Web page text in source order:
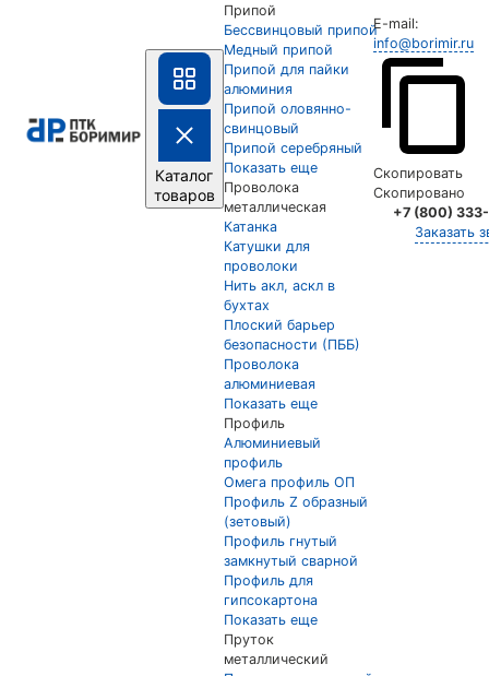
Каталог
товаров
Припой
Бессвинцовый припой
Медный припой
Припой для пайки
алюминия
Припой оловянно-
свинцовый
Припой серебряный
Показать еще
Проволока
металлическая
Катанка
Катушки для
проволоки
Нить акл, аскл в
бухтах
Плоский барьер
безопасности (ПББ)
Проволока
алюминиевая
Показать еще
Профиль
Алюминиевый
профиль
Омега профиль ОП
Профиль Z образный
(зетовый)
Профиль гнутый
замкнутый сварной
Профиль для
гипсокартона
Показать еще
Пруток
металлический
E-mail:
info@borimir.ru
Скопировать
Скопировано
+7 (800)
Заказать